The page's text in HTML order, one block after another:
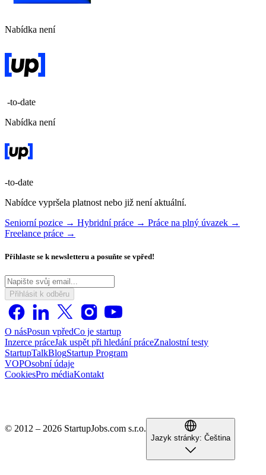
Nabídka není
-to-date
Nabídka není
-to-date
Nabídce vypršela platnost nebo již není aktuální.
Seniorní pozice → Hybridní práce → Práce na plný úvazek →
Freelance práce →
Přihlaste se k newsletteru a posuňte se vpřed!
Přihlásit k odběru
O násPosun vpředCo je startup
Inzerce práceJak uspět při hledání práceZnalostní testy
StartupTalkBlogStartup Program
VOPOsobní údaje
CookiesPro médiaKontakt
© 2012 – 2026 StartupJobs.com s.r.o.
Jazyk stránky: Čeština